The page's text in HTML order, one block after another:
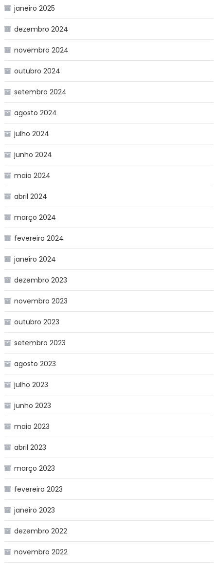
janeiro 2025
dezembro 2024
novembro 2024
outubro 2024
setembro 2024
agosto 2024
julho 2024
junho 2024
maio 2024
abril 2024
março 2024
fevereiro 2024
janeiro 2024
dezembro 2023
novembro 2023
outubro 2023
setembro 2023
agosto 2023
julho 2023
junho 2023
maio 2023
abril 2023
março 2023
fevereiro 2023
janeiro 2023
dezembro 2022
novembro 2022